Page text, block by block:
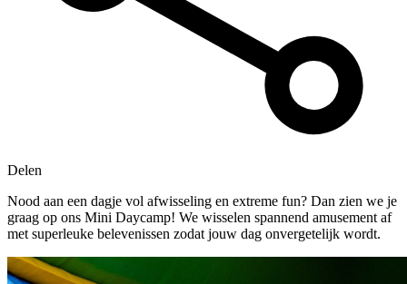
Delen
Nood aan een dagje vol afwisseling en extreme fun? Dan zien we je
graag op ons Mini Daycamp! We wisselen spannend amusement af
met superleuke belevenissen zodat jouw dag onvergetelijk wordt.